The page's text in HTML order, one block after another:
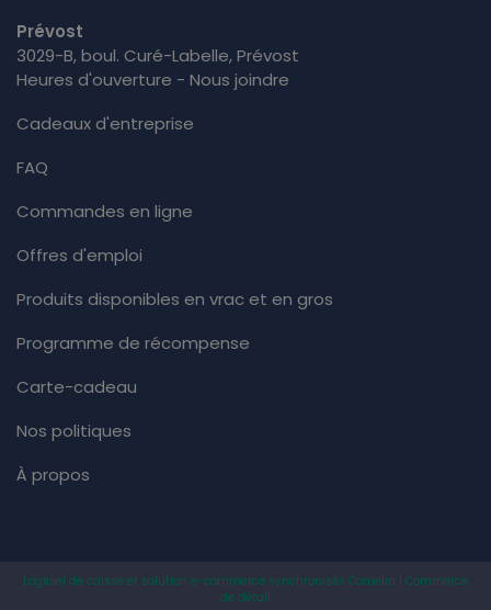
Prévost
3029-B, boul. Curé-Labelle, Prévost
Heures d'ouverture - Nous joindre
Cadeaux d'entreprise
FAQ
Commandes en ligne
Offres d'emploi
Produits disponibles en vrac et en gros
Programme de récompense
Carte-cadeau
Nos politiques
À propos
Logiciel de caisse et solution e-commerce synchronisés Comelin | Commerce
de détail